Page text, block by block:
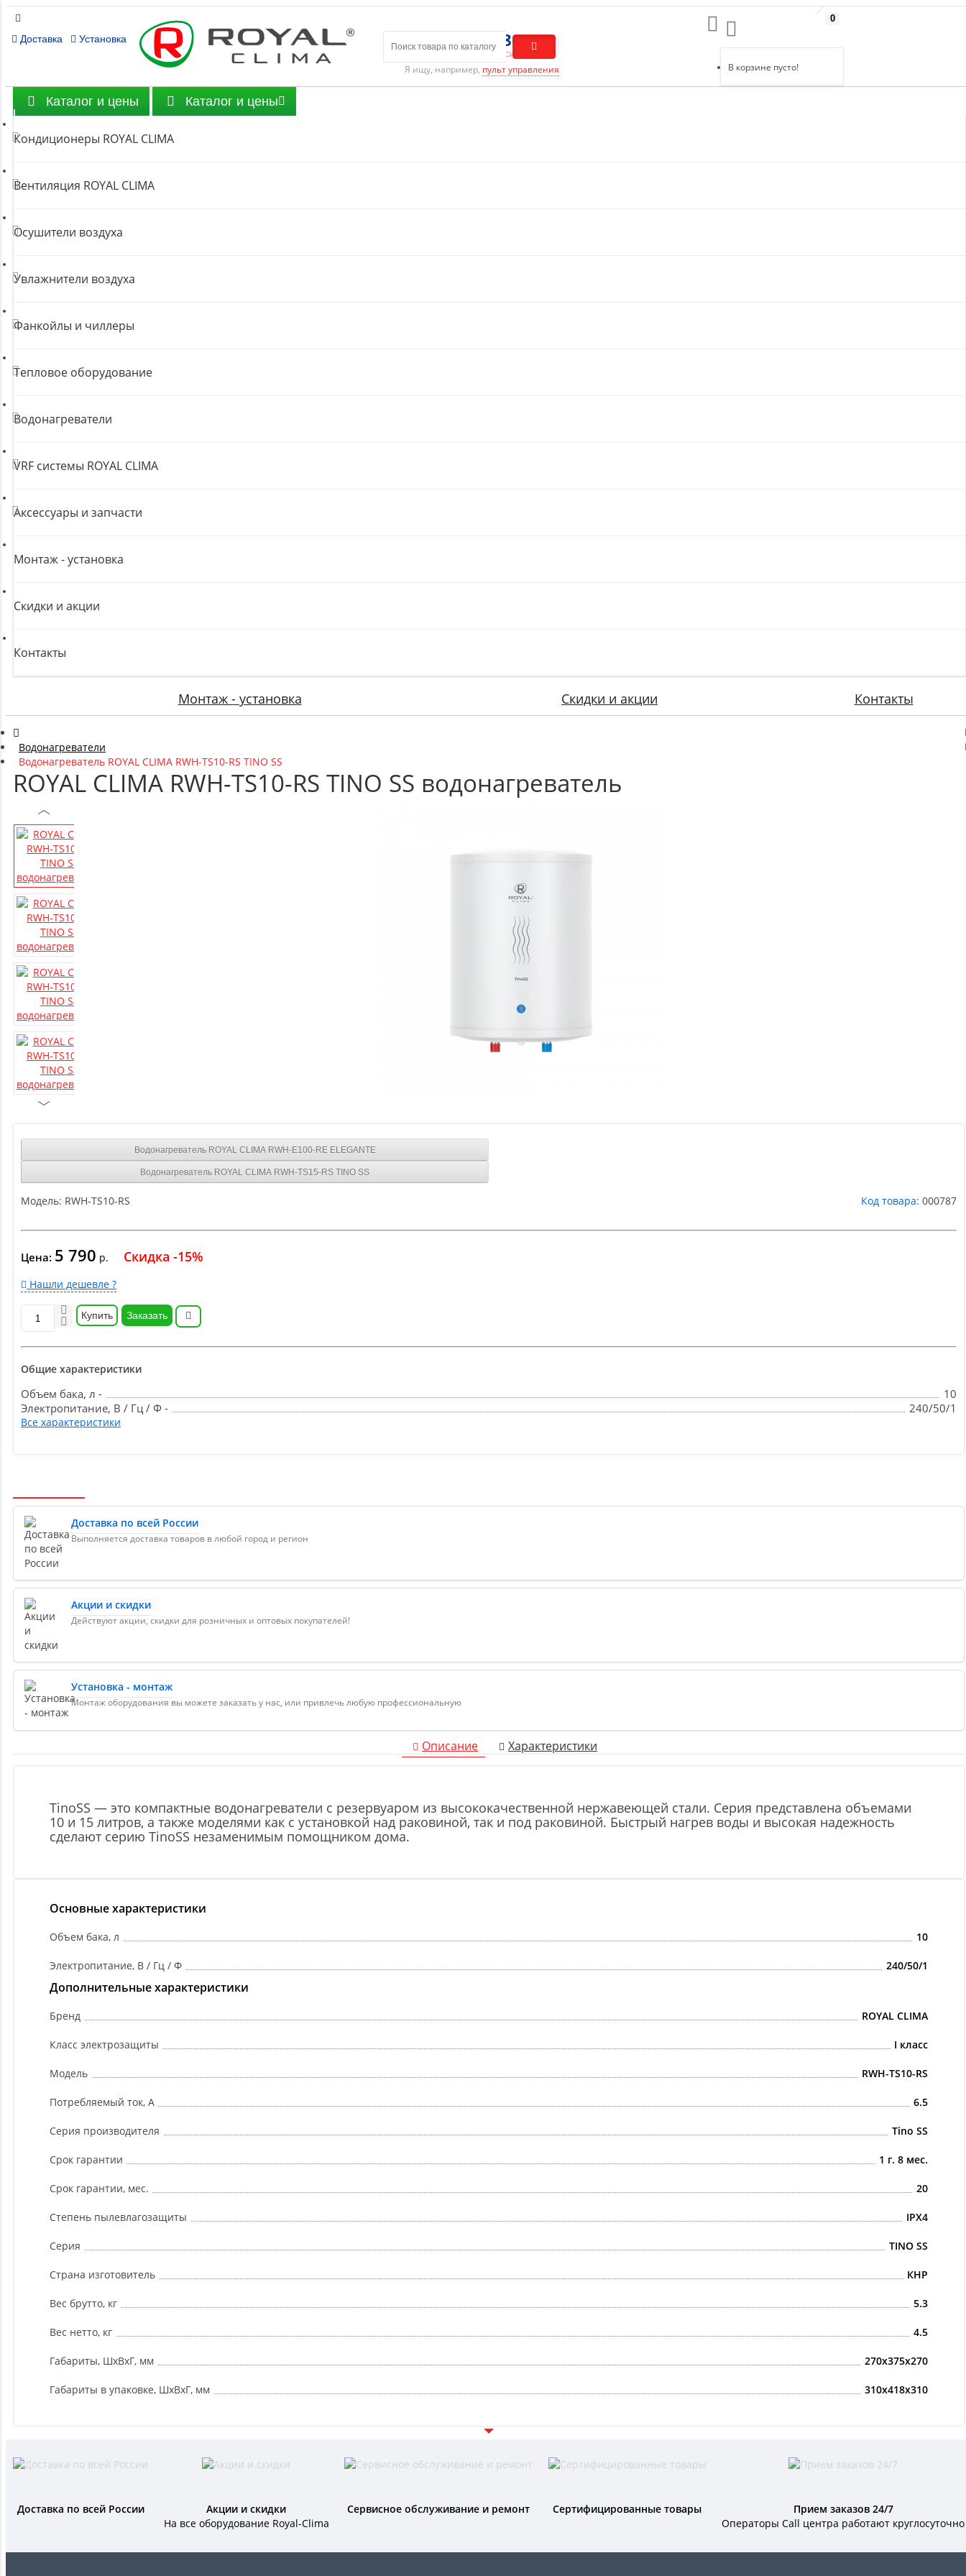
Доставка Установка 8 (800) 301-01-86
Бесплатный звонок по России
Я ищу, например, пульт управления
0
В корзине пусто!
Каталог и цены Каталог и цены
Кондиционеры ROYAL CLIMA
Вентиляция ROYAL CLIMA
Осушители воздуха
Увлажнители воздуха
Фанкойлы и чиллеры
Тепловое оборудование
Водонагреватели
VRF системы ROYAL CLIMA
Аксессуары и запчасти
Монтаж - установка
Скидки и акции
Контакты
Монтаж - установка Скидки и акции Контакты
Водонагреватели
Водонагреватель ROYAL CLIMA RWH-TS10-RS TINO SS
ROYAL CLIMA RWH-TS10-RS TINO SS водонагреватель
Водонагреватель ROYAL CLIMA RWH-E100-RE ELEGANTE
Водонагреватель ROYAL CLIMA RWH-TS15-RS TINO SS
Модель: RWH-TS10-RS Код товара: 000787
Цена: 5 790 р. Скидка -15%
Нашли дешевле ?
Купить Заказать
Общие характеристики
Объем бака, л -
10
Электропитание, В / Гц / Ф -
240/50/1
Все характеристики
Доставка по всей России
Выполняется доставка товаров в любой город и регион
Акции и скидки
Действуют акции, скидки для розничных и оптовых покупателей!
Установка - монтаж
Монтаж оборудования вы можете заказать у нас, или привлечь любую профессиональную
Описание Характеристики
TinoSS — это компактные водонагреватели c резервуаром из высококачественной нержавеющей стали. Серия представлена объемами
10 и 15 литров, а также моделями как с установкой над раковиной, так и под раковиной. Быстрый нагрев воды и высокая надежность
сделают серию TinoSS незаменимым помощником дома.
Основные характеристики
Объем бака, л 10
Электропитание, В / Гц / Ф 240/50/1
Дополнительные характеристики
Бренд ROYAL CLIMA
Класс электрозащиты I класс
Модель RWH-TS10-RS
Потребляемый ток, А 6.5
Серия производителя Tino SS
Срок гарантии 1 г. 8 мес.
Срок гарантии, мес. 20
Степень пылевлагозащиты IPX4
Серия TINO SS
Страна изготовитель КНР
Вес брутто, кг 5.3
Вес нетто, кг 4.5
Габариты, ШxВxГ, мм 270x375x270
Габариты в упаковке, ШxВxГ, мм 310x418x310
Доставка по всей России
Акции и скидки
На все оборудование Royal-Clima
Сервисное обслуживание и ремонт Сертифицированные товары
Прием заказов 24/7
Операторы Call центра работают круглосуточно